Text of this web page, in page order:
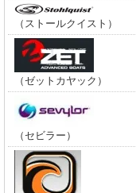
（ストールクイスト）
（ゼットカヤック）
（セビラー）